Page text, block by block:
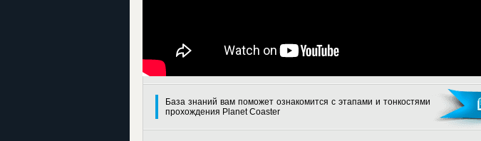
База знаний вам поможет ознакомится с этапами и тонкостями
прохождения Planet Coaster